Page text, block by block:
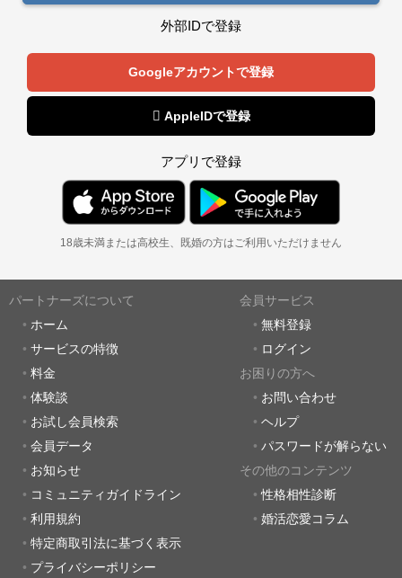
外部IDで登録
Googleアカウントで登録
 AppleIDで登録
アプリで登録
18歳未満または高校生、既婚の方はご利用いただけません
パートナーズについて
ホーム
サービスの特徴
料金
体験談
お試し会員検索
会員データ
お知らせ
コミュニティガイドライン
利用規約
特定商取引法に基づく表示
プライバシーポリシー
会員サービス
無料登録
ログイン
お困りの方へ
お問い合わせ
ヘルプ
パスワードが解らない
その他のコンテンツ
性格相性診断
婚活恋愛コラム